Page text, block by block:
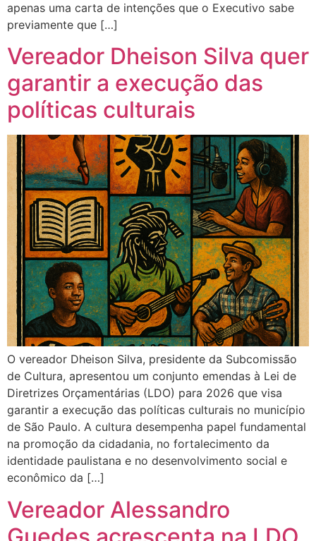
apenas uma carta de intenções que o Executivo sabe
previamente que […]
Vereador Dheison Silva quer
garantir a execução das
políticas culturais
O vereador Dheison Silva, presidente da Subcomissão
de Cultura, apresentou um conjunto emendas à Lei de
Diretrizes Orçamentárias (LDO) para 2026 que visa
garantir a execução das políticas culturais no município
de São Paulo. A cultura desempenha papel fundamental
na promoção da cidadania, no fortalecimento da
identidade paulistana e no desenvolvimento social e
econômico da […]
Vereador Alessandro